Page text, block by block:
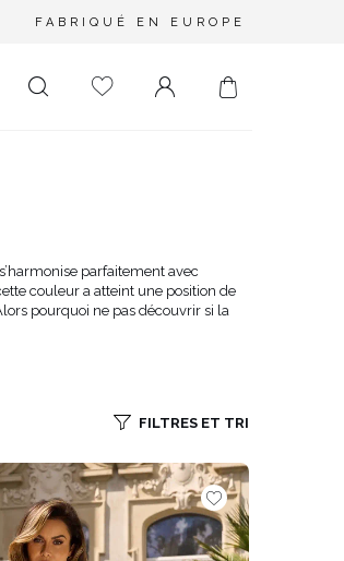
FABRIQUÉ EN EUROPE
DANS LE DOS
CARRÉ
CARMEN
PLUS SIZE SALE
parfaitement avec
couleur a atteint une position de
pourquoi ne pas découvrir si la
FILTRES ET TRI